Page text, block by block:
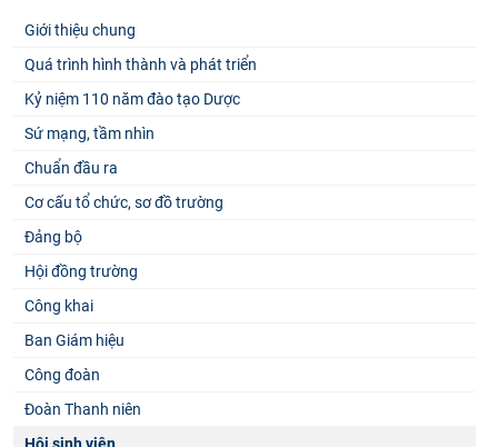
Giới thiệu chung
Quá trình hình thành và phát triển
Kỷ niệm 110 năm đào tạo Dược
Sứ mạng, tầm nhìn
Chuẩn đầu ra
Cơ cấu tổ chức, sơ đồ trường
Đảng bộ
Hội đồng trường
Công khai
Ban Giám hiệu
Công đoàn
Đoàn Thanh niên
Hội sinh viên